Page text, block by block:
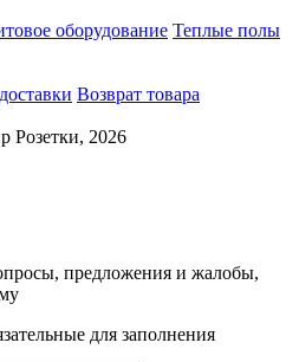
оборудование Теплые полы
Возврат товара
Розетки, 2026
предложения и жалобы,
для заполнения